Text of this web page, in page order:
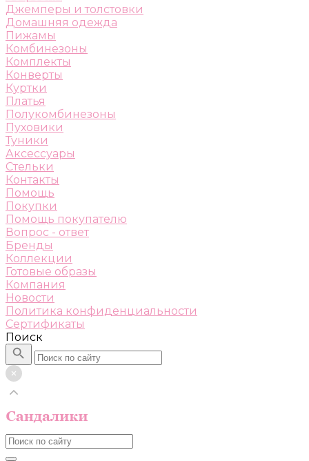
Джемперы и толстовки
Домашняя одежда
Пижамы
Комбинезоны
Комплекты
Конверты
Куртки
Платья
Полукомбинезоны
Пуховики
Туники
Аксессуары
Стельки
Контакты
Помощь
Покупки
Помощь покупателю
Вопрос - ответ
Бренды
Коллекции
Готовые образы
Компания
Новости
Политика конфиденциальности
Сертификаты
Поиск